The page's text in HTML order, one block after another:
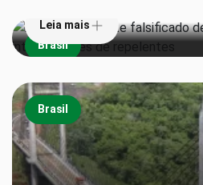
Brasil
Leia mais
Brasil